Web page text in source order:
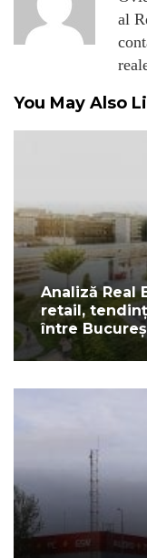
al
You May Also
Analiză Real
retail,
între